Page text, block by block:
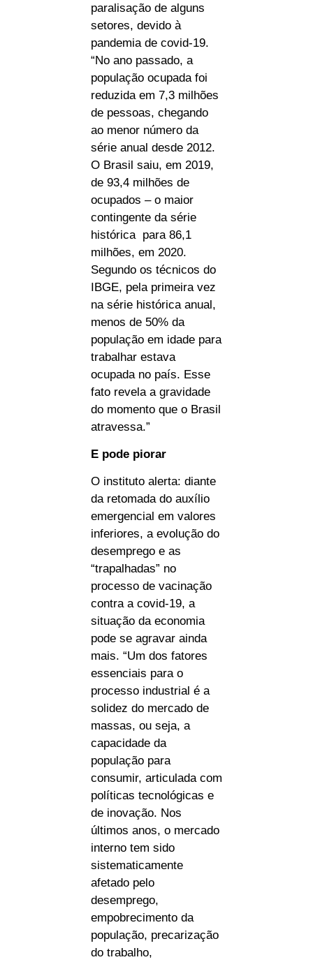
paralisação de alguns
setores, devido à
pandemia de covid-19.
“No ano passado, a
população ocupada foi
reduzida em 7,3 milhões
de pessoas, chegando
ao menor número da
série anual desde 2012.
O Brasil saiu, em 2019,
de 93,4 milhões de
ocupados – o maior
contingente da série
histórica ­ para 86,1
milhões, em 2020.
Segundo os técnicos do
IBGE, pela primeira vez
na série histórica anual,
menos de 50% da
população em idade para
trabalhar estava
ocupada no país. Esse
fato revela a gravidade
do momento que o Brasil
atravessa.”
E pode piorar
O instituto alerta: diante
da retomada do auxílio
emergencial em valores
inferiores, a evolução do
desemprego e as
“trapalhadas” no
processo de vacinação
contra a covid-19, a
situação da economia
pode se agravar ainda
mais. “Um dos fatores
essenciais para o
processo industrial é a
solidez do mercado de
massas, ou seja, a
capacidade da
população para
consumir, articulada com
políticas tecnológicas e
de inovação. Nos
últimos anos, o mercado
interno tem sido
sistematicamente
afetado pelo
desemprego,
empobrecimento da
população, precarização
do trabalho,